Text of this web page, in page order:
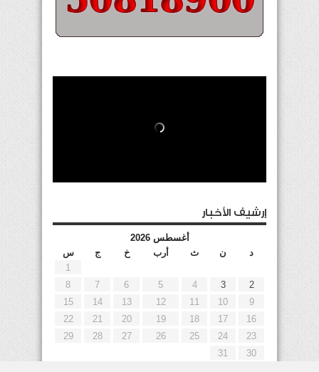
إرشيف الأخبار
أغسطس 2026
د
ن ث أرب خ ج
س
1
2
3
4
5
6
7
8
9
10
11
12
13
14
15
16
17
18
19
20
21
22
23
24
25
26
27
28
29
30
31